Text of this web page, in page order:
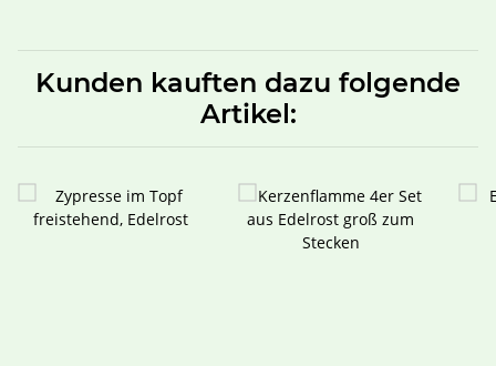
Kunden kauften dazu folgende
Artikel: